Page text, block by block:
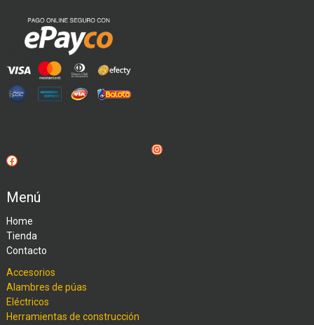
Instagram
Facebook
Menú
Home
Tienda
Contacto
Accesorios
Alambres de púas
Eléctricos
Herramientas de construcción